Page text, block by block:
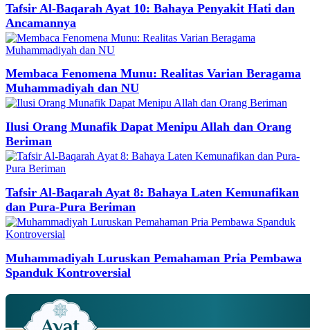
Tafsir Al-Baqarah Ayat 10: Bahaya Penyakit Hati dan
Ancamannya
Membaca Fenomena Munu: Realitas Varian Beragama
Muhammadiyah dan NU
Ilusi Orang Munafik Dapat Menipu Allah dan Orang
Beriman
Tafsir Al-Baqarah Ayat 8: Bahaya Laten Kemunafikan
dan Pura-Pura Beriman
Muhammadiyah Luruskan Pemahaman Pria Pembawa
Spanduk Kontroversial